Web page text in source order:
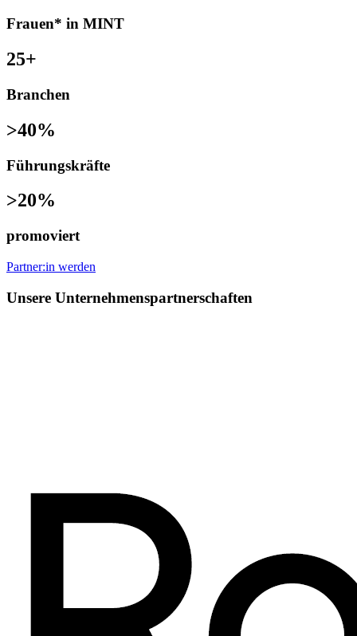
Frauen* in MINT
25+
Branchen
>40%
Führungskräfte
>20%
promoviert
Partner:in werden
Unsere Unternehmenspartnerschaften